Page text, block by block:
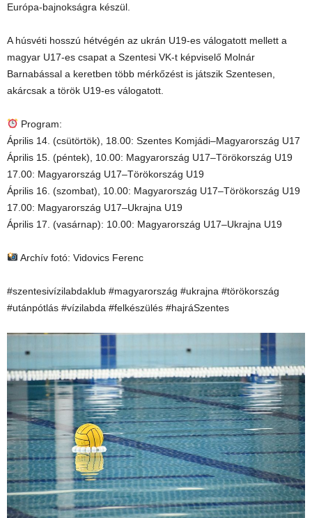
Európa-bajnokságra készül.
A húsvéti hosszú hétvégén az ukrán U19-es válogatott mellett a
magyar U17-es csapat a Szentesi VK-t képviselő Molnár
Barnabással a keretben több mérkőzést is játszik Szentesen,
akárcsak a török U19-es válogatott.
Program:
Április 14. (csütörtök), 18.00: Szentes Komjádi–Magyarország U17
Április 15. (péntek), 10.00: Magyarország U17–Törökország U19
17.00: Magyarország U17–Törökország U19
Április 16. (szombat), 10.00: Magyarország U17–Törökország U19
17.00: Magyarország U17–Ukrajna U19
Április 17. (vasárnap): 10.00: Magyarország U17–Ukrajna U19
Archív fotó: Vidovics Ferenc
#szentesivízilabdaklub #magyarország #ukrajna #törökország
#utánpótlás #vízilabda #felkészülés #hajráSzentes